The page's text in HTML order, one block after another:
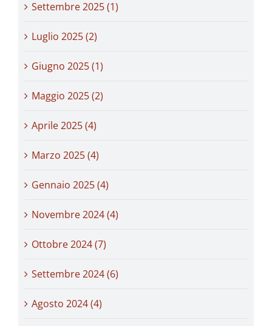
Settembre 2025 (1)
Luglio 2025 (2)
Giugno 2025 (1)
Maggio 2025 (2)
Aprile 2025 (4)
Marzo 2025 (4)
Gennaio 2025 (4)
Novembre 2024 (4)
Ottobre 2024 (7)
Settembre 2024 (6)
Agosto 2024 (4)